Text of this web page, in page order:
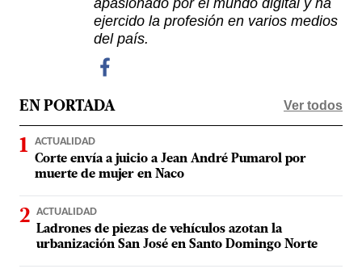
apasionado por el mundo digital y ha
ejercido la profesión en varios medios
del país.
EN PORTADA Ver todos
ACTUALIDAD
Corte envía a juicio a Jean André Pumarol por
muerte de mujer en Naco
ACTUALIDAD
Ladrones de piezas de vehículos azotan la
urbanización San José en Santo Domingo Norte